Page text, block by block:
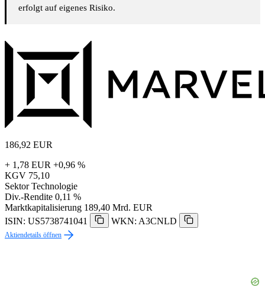
erfolgt auf eigenes Risiko.
186,92 EUR
+ 1,78 EUR +0,96 %
KGV 75,10
Sektor Technologie
Div.-Rendite 0,11 %
Marktkapitalisierung 189,40 Mrd. EUR
ISIN: US5738741041
WKN: A3CNLD
Aktiendetails öffnen